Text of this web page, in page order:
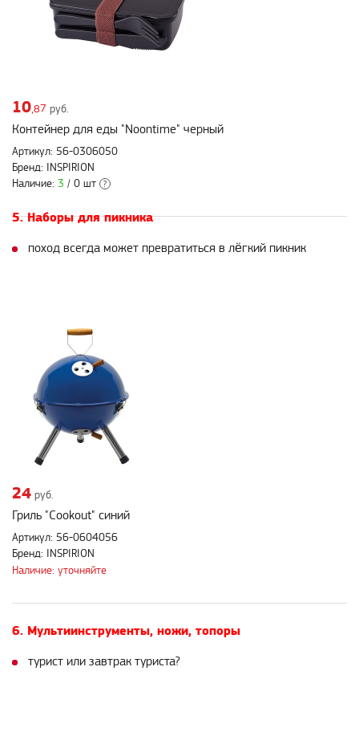
10,87 руб.
Контейнер для еды "Noontime" черный
Артикул: 56-0306050
Бренд: INSPIRION
Наличие: 3 / 0 шт ?
5. Наборы для пикника
поход всегда может превратиться в лёгкий пикник
24 руб.
Гриль "Cookout" синий
Артикул: 56-0604056
Бренд: INSPIRION
Наличие: уточняйте
6. Мультиинструменты, ножи, топоры
турист или завтрак туриста?